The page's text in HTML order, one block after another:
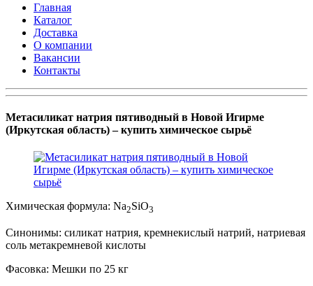
Главная
Каталог
Доставка
О компании
Вакансии
Контакты
Метасиликат натрия пятиводный в Новой Игирме
(Иркутская область) – купить химическое сырьё
Химическая формула: Na2SiO3
Синонимы: силикат натрия, кремнекислый натрий, натриевая
соль метакремневой кислоты
Фасовка: Мешки по 25 кг